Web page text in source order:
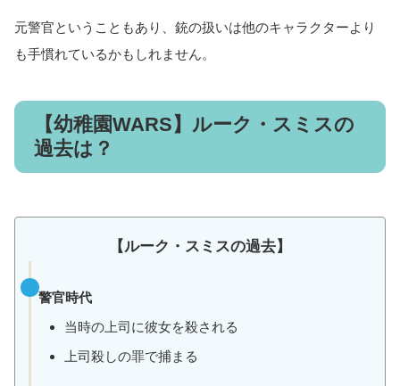
元警官ということもあり、銃の扱いは他のキャラクターより
も手慣れているかもしれません。
【幼稚園WARS】ルーク・スミスの
過去は？
【ルーク・スミスの過去】
警官時代
当時の上司に彼女を殺される
上司殺しの罪で捕まる